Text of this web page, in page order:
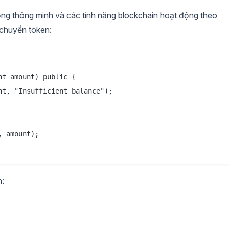
thông minh và các tính năng blockchain hoạt động theo
token:
amount) public {
"Insufficient balance");
amount);